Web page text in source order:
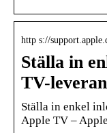
http s://
Ställa in
TV-
Ställa in enkel
Apple TV –